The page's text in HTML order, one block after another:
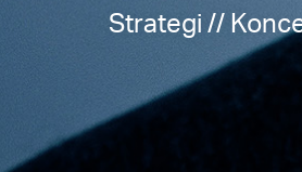
Strategi //